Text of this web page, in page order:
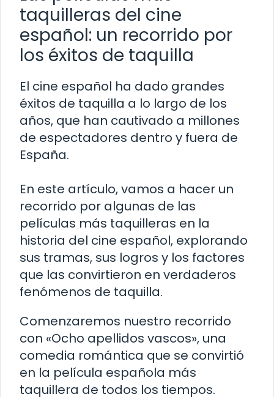
taquilleras del cine
español: un recorrido por
los éxitos de taquilla
El cine español ha dado grandes
éxitos de taquilla a lo largo de los
años, que han cautivado a millones
de espectadores dentro y fuera de
España.
En este artículo, vamos a hacer un
recorrido por algunas de las
películas más taquilleras en la
historia del cine español, explorando
sus tramas, sus logros y los factores
que las convirtieron en verdaderos
fenómenos de taquilla.
Comenzaremos nuestro recorrido
con «Ocho apellidos vascos», una
comedia romántica que se convirtió
en la película española más
taquillera de todos los tiempos.